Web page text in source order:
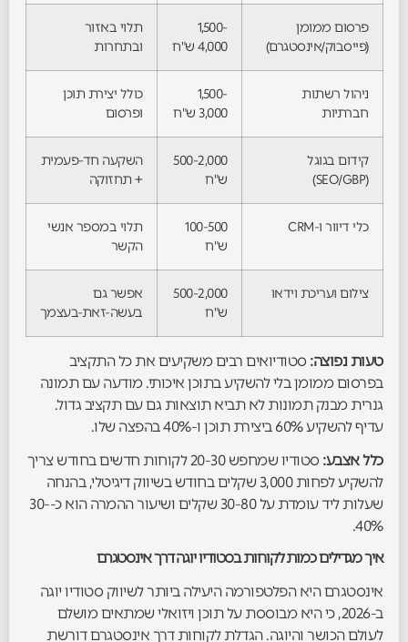
פרסום ממומן
(פייסבוק/אינסטגרם)
1,500-
4,000 ש"ח
תלוי באזור
ובתחרות
ניהול רשתות
חברתיות
1,500-
3,000 ש"ח
כולל יצירת תוכן
ופרסום
קידום בגוגל
(SEO/GBP)
500-2,000
ש"ח
השקעה חד-פעמית
+ תחזוקה
כלי דיוור ו-CRM
100-500
ש"ח
תלוי במספר אנשי
הקשר
צילום ועריכת וידאו
500-2,000
ש"ח
אפשר גם
בעשה-זאת-בעצמך
טעות נפוצה: סטודיואים רבים משקיעים את כל התקציב
בפרסום ממומן בלי להשקיע בתוכן איכותי. מודעה עם תמונה
גנרית מבנק תמונות לא תביא תוצאות גם עם תקציב גדול.
עדיף להשקיע 60% ביצירת תוכן ו-40% בהפצה שלו.
כלל אצבע:
סטודיו שמחפש 20-30 לקוחות חדשים בחודש צריך
להשקיע לפחות 3,000 שקלים בחודש בשיווק דיגיטלי, בהנחה
שעלות ליד עומדת על 30-80 שקלים ושיעור ההמרה הוא כ-30-
40%.
איך מגדילים כמות לקוחות בסטודיו יוגה דרך אינסטגרם
אינסטגרם היא הפלטפורמה היעילה ביותר לשיווק סטודיו יוגה
ב-2026, כי היא מבוססת על תוכן ויזואלי שמתאים מושלם
לעולם הכושר והיוגה. הגדלת לקוחות דרך אינסטגרם דורשת